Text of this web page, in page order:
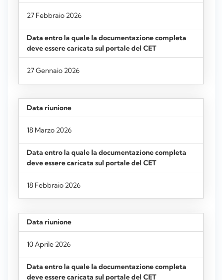
27 Febbraio 2026
27 Gennaio 2026
18 Marzo 2026
18 Febbraio 2026
10 Aprile 2026